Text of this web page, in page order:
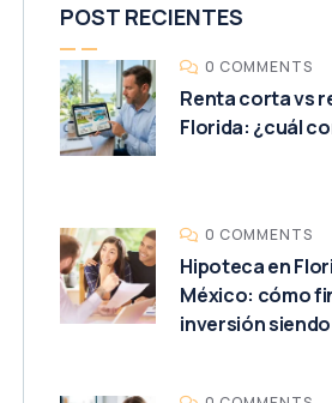
POST RECIENTES
0 COMMENTS
Renta corta vs
Florida: ¿cuál
0 COMMENTS
Hipoteca en
México: cómo
inversión